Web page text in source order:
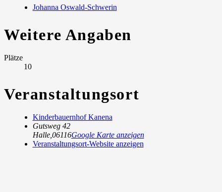
Johanna Oswald-Schwerin
Weitere Angaben
Plätze
10
Veranstaltungsort
Kinderbauernhof Kanena
Gutsweg 42
Halle, 06116Google Karte anzeigen
Veranstaltungsort-Website anzeigen